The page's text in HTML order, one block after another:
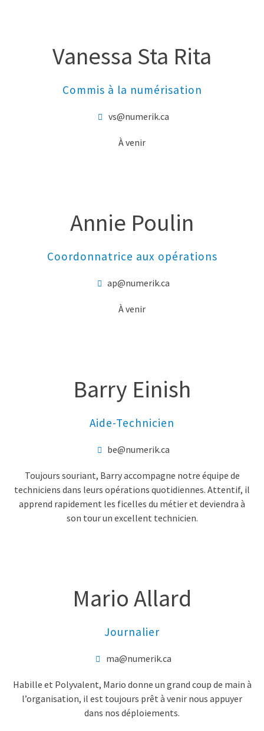
Vanessa Sta Rita
Commis à la numérisation
vs@numerik.ca
À venir
Annie Poulin
Coordonnatrice aux opérations
ap@numerik.ca
À venir
Barry Einish
Aide-Technicien
be@numerik.ca
Toujours souriant, Barry accompagne notre équipe de
techniciens dans leurs opérations quotidiennes. Attentif, il
apprend rapidement les ficelles du métier et deviendra à
son tour un excellent technicien.
Mario Allard
Journalier
ma@numerik.ca
Habille et Polyvalent, Mario donne un grand coup de main à
l’organisation, il est toujours prêt à venir nous appuyer
dans nos déploiements.